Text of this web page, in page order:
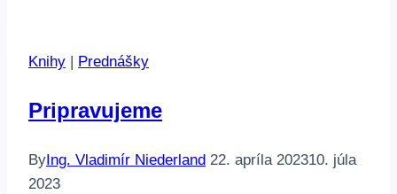
Knihy Prednášky
Pripravujeme
By Ing. Vladimír Niederland 22. apríla 202310. júla
2023